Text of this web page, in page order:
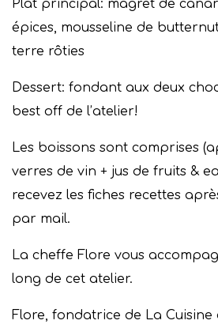
Plat principal: magret de
épices, mousseline de
terre rôties
Dessert: fondant aux deux
best off de l’atelier!
Les boissons sont comprises
verres de vin + jus de fruits &
recevez les fiches recettes
par mail.
La cheffe Flore vous
long de cet atelier.
Flore, fondatrice de La Cuisine